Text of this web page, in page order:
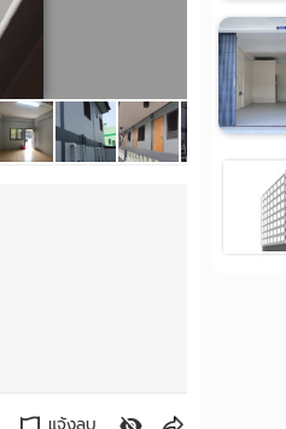
แจ้งลบ